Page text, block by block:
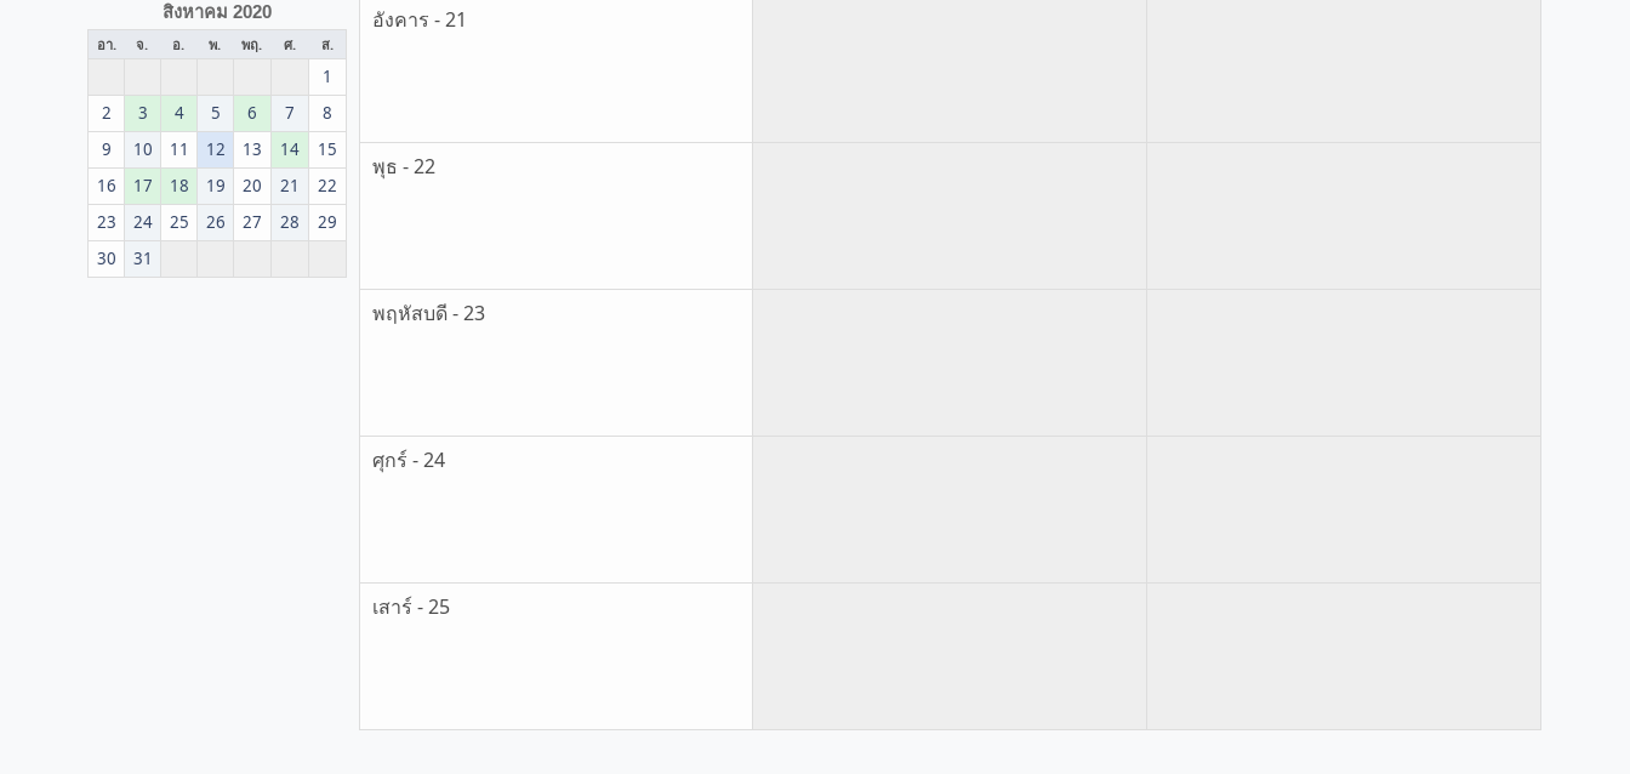
สิงหาคม 2020
อา. จ. อ. พ. พฤ. ศ. ส.
1
2
3 4 5 6 7
8
9
10 11 12 13 14
15
16
17 18 19 20 21
22
23
24 25 26 27 28
29
30
31
อังคาร - 21
พุธ - 22
พฤหัสบดี - 23
ศุกร์ - 24
เสาร์ - 25